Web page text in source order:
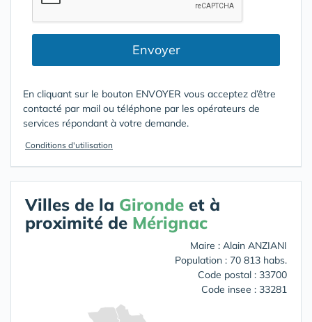
Envoyer
En cliquant sur le bouton ENVOYER vous acceptez d’être
contacté par mail ou téléphone par les opérateurs de
services répondant à votre demande.
Conditions d'utilisation
Villes de la Gironde et à
proximité de Mérignac
Maire : Alain ANZIANI
Population : 70 813 habs.
Code postal : 33700
Code insee : 33281